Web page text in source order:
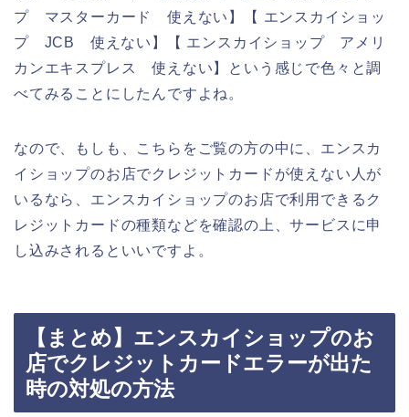
プ マスターカード 使えない】【 エンスカイショッ
プ JCB 使えない】【 エンスカイショップ アメリ
カンエキスプレス 使えない】という感じで色々と調
べてみることにしたんですよね。
なので、もしも、こちらをご覧の方の中に、エンスカ
イショップのお店でクレジットカードが使えない人が
いるなら、エンスカイショップのお店で利用できるク
レジットカードの種類などを確認の上、サービスに申
し込みされるといいですよ。
【まとめ】エンスカイショップのお
店でクレジットカードエラーが出た
時の対処の方法